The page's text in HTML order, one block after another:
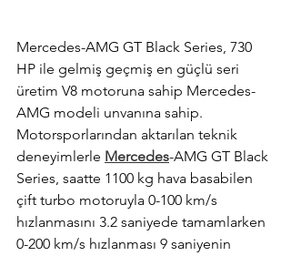
Mercedes-AMG GT Black Series, 730
HP ile gelmiş geçmiş en güçlü seri
üretim V8 motoruna sahip Mercedes-
AMG modeli unvanına sahip.
Motorsporlarından aktarılan teknik
deneyimlerle Mercedes-AMG GT Black
Series, saatte 1100 kg hava basabilen
çift turbo motoruyla 0-100 km/s
hızlanmasını 3.2 saniyede tamamlarken
0-200 km/s hızlanması 9 saniyenin